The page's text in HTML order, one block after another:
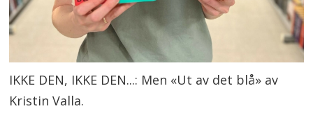
IKKE DEN, IKKE DEN...: Men «Ut av det blå» av
Kristin Valla.